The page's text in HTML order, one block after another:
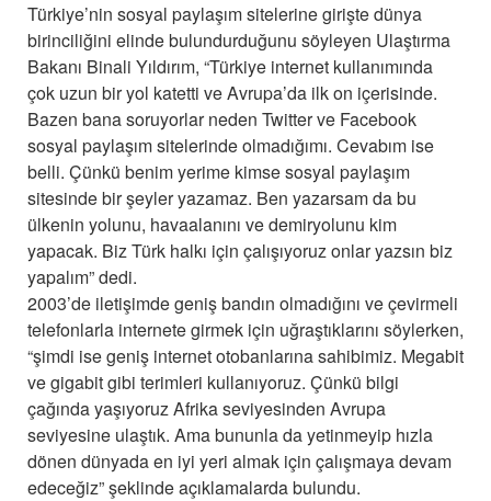
Türkiye’nin sosyal paylaşım sitelerine girişte dünya
birinciliğini elinde bulundurduğunu söyleyen Ulaştırma
Bakanı Binali Yıldırım, “Türkiye internet kullanımında
çok uzun bir yol katetti ve Avrupa’da ilk on içerisinde.
Bazen bana soruyorlar neden Twitter ve Facebook
sosyal paylaşım sitelerinde olmadığımı. Cevabım ise
belli. Çünkü benim yerime kimse sosyal paylaşım
sitesinde bir şeyler yazamaz. Ben yazarsam da bu
ülkenin yolunu, havaalanını ve demiryolunu kim
yapacak. Biz Türk halkı için çalışıyoruz onlar yazsın biz
yapalım” dedi.
2003’de iletişimde geniş bandın olmadığını ve çevirmeli
telefonlarla internete girmek için uğraştıklarını söylerken,
“şimdi ise geniş internet otobanlarına sahibimiz. Megabit
ve gigabit gibi terimleri kullanıyoruz. Çünkü bilgi
çağında yaşıyoruz Afrika seviyesinden Avrupa
seviyesine ulaştık. Ama bununla da yetinmeyip hızla
dönen dünyada en iyi yeri almak için çalışmaya devam
edeceğiz” şeklinde açıklamalarda bulundu.